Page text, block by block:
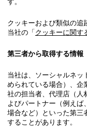
クッキーおよび類似の追
当社の「クッキーに関す
第三者から取得する情報
当社は、ソーシャルネッ
められている場合）、企
社の担当者、代理店（人
よびパートナー（例えば
場合など）といった第三
することがあります。